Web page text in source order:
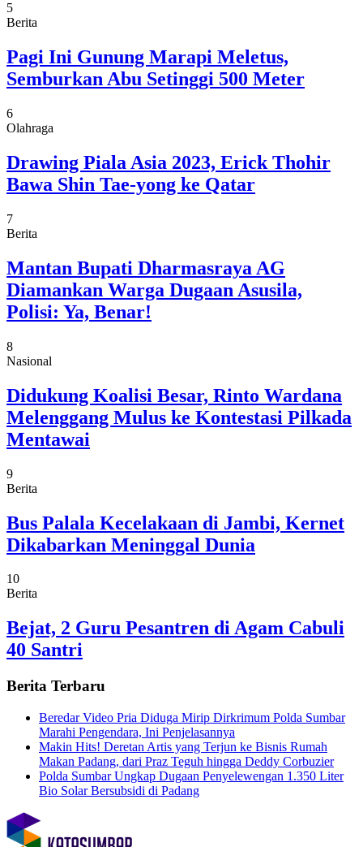
5
Berita
Pagi Ini Gunung Marapi Meletus,
Semburkan Abu Setinggi 500 Meter
6
Olahraga
Drawing Piala Asia 2023, Erick Thohir
Bawa Shin Tae-yong ke Qatar
7
Berita
Mantan Bupati Dharmasraya AG
Diamankan Warga Dugaan Asusila,
Polisi: Ya, Benar!
8
Nasional
Didukung Koalisi Besar, Rinto Wardana
Melenggang Mulus ke Kontestasi Pilkada
Mentawai
9
Berita
Bus Palala Kecelakaan di Jambi, Kernet
Dikabarkan Meninggal Dunia
10
Berita
Bejat, 2 Guru Pesantren di Agam Cabuli
40 Santri
Berita Terbaru
Beredar Video Pria Diduga Mirip Dirkrimum Polda Sumbar
Marahi Pengendara, Ini Penjelasannya
Makin Hits! Deretan Artis yang Terjun ke Bisnis Rumah
Makan Padang, dari Praz Teguh hingga Deddy Corbuzier
Polda Sumbar Ungkap Dugaan Penyelewengan 1.350 Liter
Bio Solar Bersubsidi di Padang